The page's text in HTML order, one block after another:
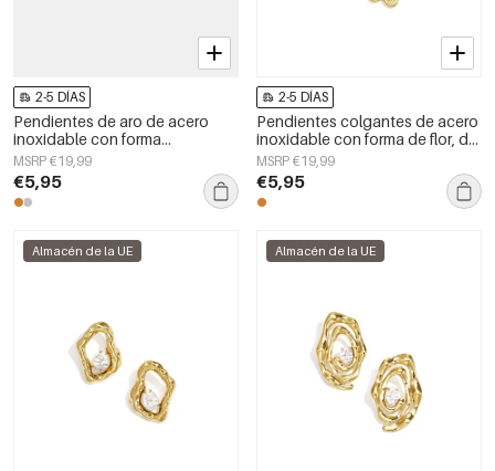
2-5 DÍAS
Pendientes de aro de acero
inoxidable con forma
geométrica, sencillos, de la
serie Daily Simple, joyería para
mujer.
MSRP €19,99
€5,95
2-5 DÍAS
Pendientes colgantes de acero
inoxidable con forma de flor, de
la serie Daily Simple, joyería para
mujer.
MSRP €19,99
€5,95
Almacén de la UE Almacén de la UE